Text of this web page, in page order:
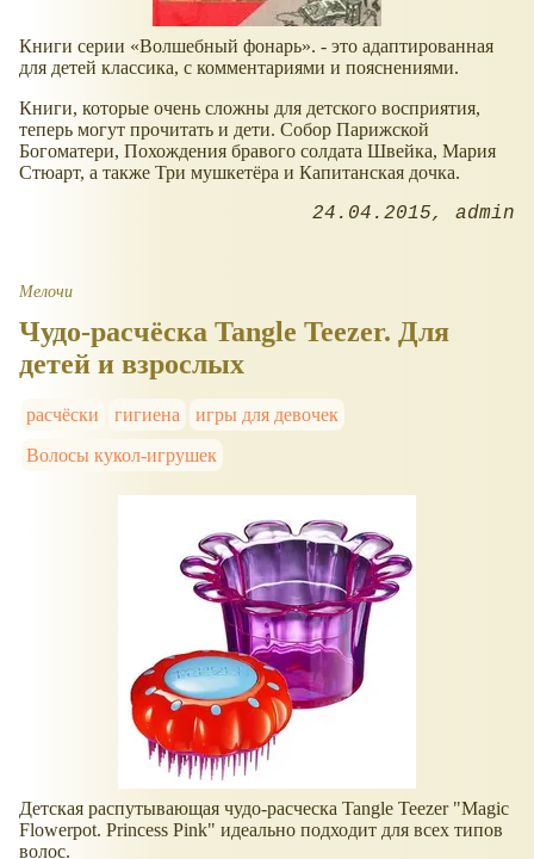
Книги серии «Волшебный фонарь». - это адаптированная
для детей классика, с комментариями и пояснениями.
Книги, которые очень сложны для детского восприятия,
теперь могут прочитать и дети. Собор Парижской
Богоматери, Похождения бравого солдата Швейка, Мария
Стюарт, а также Три мушкетёра и Капитанская дочка.
24.04.2015 admin
Мелочи
Чудо-расчёска Tangle Teezer. Для
детей и взрослых
расчёски гигиена
игры для девочек
Волосы кукол-игрушек
Детская распутывающая чудо-расческа Tangle Teezer "Magic
Flowerpot. Princess Pink" идеально подходит для всех типов
волос.